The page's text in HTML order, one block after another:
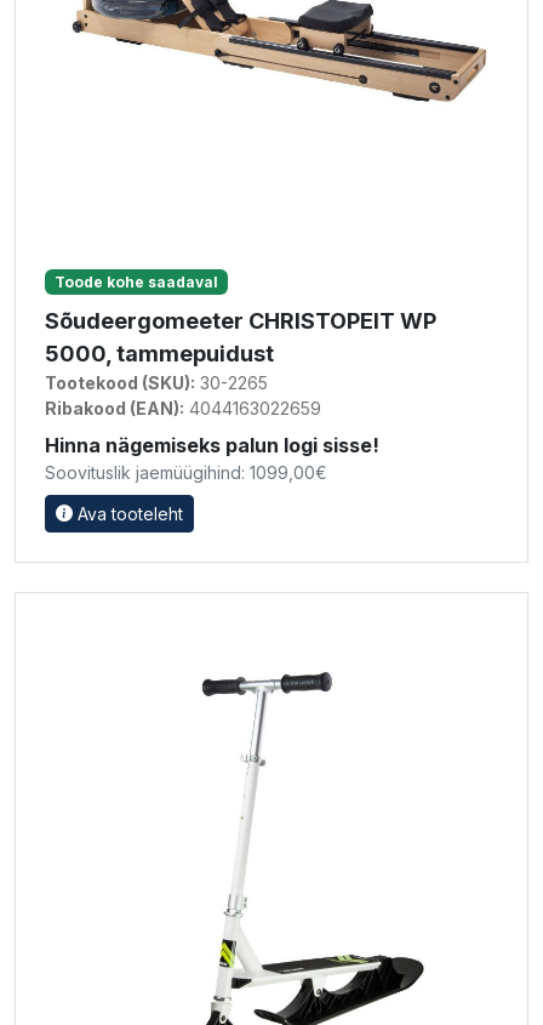
Toode kohe saadaval
Sõudeergomeeter CHRISTOPEIT WP
5000, tammepuidust
Tootekood (SKU): 30-2265
Ribakood (EAN): 4044163022659
Hinna nägemiseks palun logi sisse!
Soovituslik jaemüügihind: 1099,00€
Ava tooteleht